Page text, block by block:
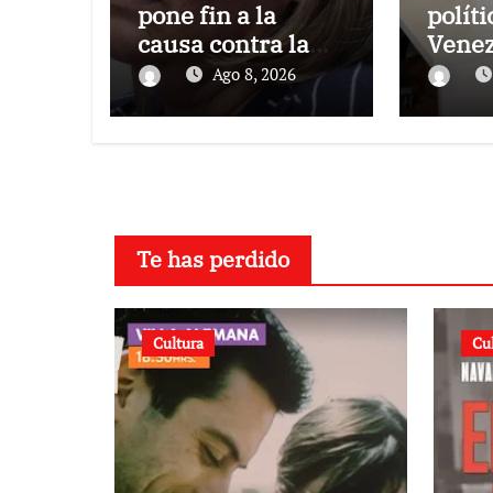
pone fin a la
causa contra la
exjuex Afiuni
Ago 8, 2026
el
Te has perdido
Cultura